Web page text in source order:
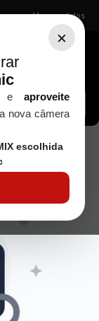
×
e aproveite
nova câmera
escolhida
Meus pedidos